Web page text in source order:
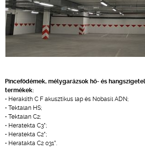
Pincefödémek, mélygarázsok hő- és
termékek:
• Heraklith C F akusztikus lap és Nobasil ADN;
• Tektalan HS;
• Tektalan C2;
• Heratekta C3*;
• Heratekta C2*;
• Heratakta C2 031*.